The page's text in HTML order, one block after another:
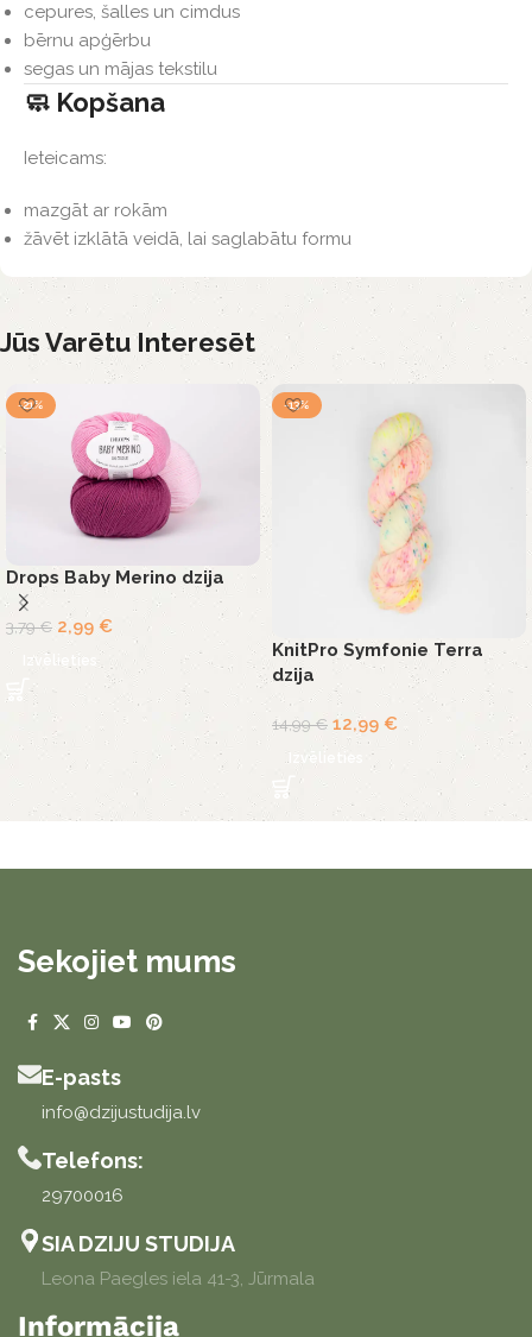
cepures, šalles un cimdus
bērnu apģērbu
segas un mājas tekstilu
🧼 Kopšana
Ieteicams:
mazgāt ar rokām
žāvēt izklātā veidā, lai saglabātu formu
Jūs Varētu Interesēt
-21%
Drops Baby Merino dzija
3,79€ 2,99 €
Izvēlieties
-13%
KnitPro Symfonie Terra
dzija
14,99€ 12,99 €
Izvēlieties
Sekojiet mums
E-pasts
info@dzijustudija.lv
Telefons:
29700016
SIA DZIJU STUDIJA
Leona Paegles iela 41-3, Jūrmala
Informācija